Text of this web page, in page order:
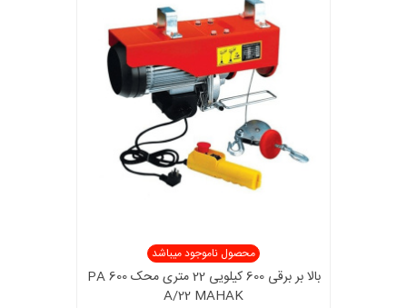
محصول ناموجود میباشد
بالا بر برقی 600 کیلویی 22 متری محک PA 600
A/22 MAHAK